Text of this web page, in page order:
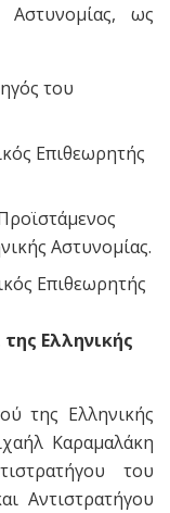
Αστυνομίας, ως
του
Επιθεωρητής
Αστυνομίας.
Επιθεωρητής
Ελληνικής
της Ελληνικής
Καραμαλάκη
του
Αντιστρατήγου